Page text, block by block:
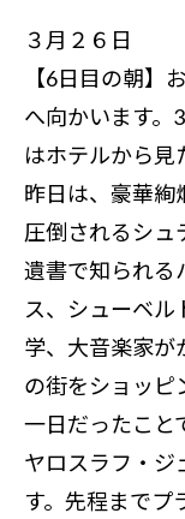
３月２６日
【6日目の朝】
へ向かいます。
はホテルから見
昨日は、豪華絢
圧倒されるシュ
遺書で知られる
ス、シューベル
学、大音楽家が
の街をショッピ
一日だったこと
ヤロスラフ・ジ
す。先程までプ